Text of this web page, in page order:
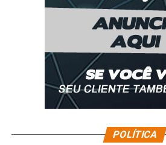
POLÍTICA